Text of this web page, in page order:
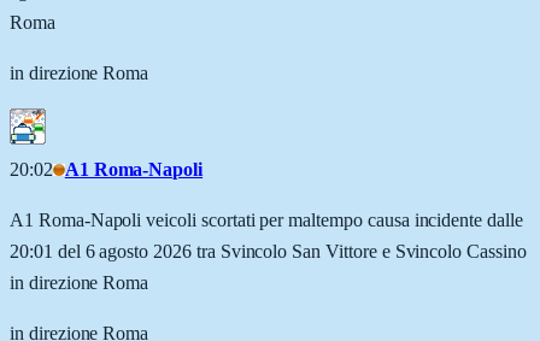
Roma
in direzione Roma
20:02 A1 Roma-Napoli
A1 Roma-Napoli veicoli scortati per maltempo causa incidente dalle
20:01 del 6 agosto 2026 tra Svincolo San Vittore e Svincolo Cassino
in direzione Roma
in direzione Roma